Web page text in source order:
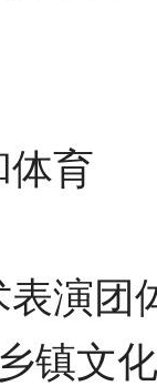
体育
演团
镇文